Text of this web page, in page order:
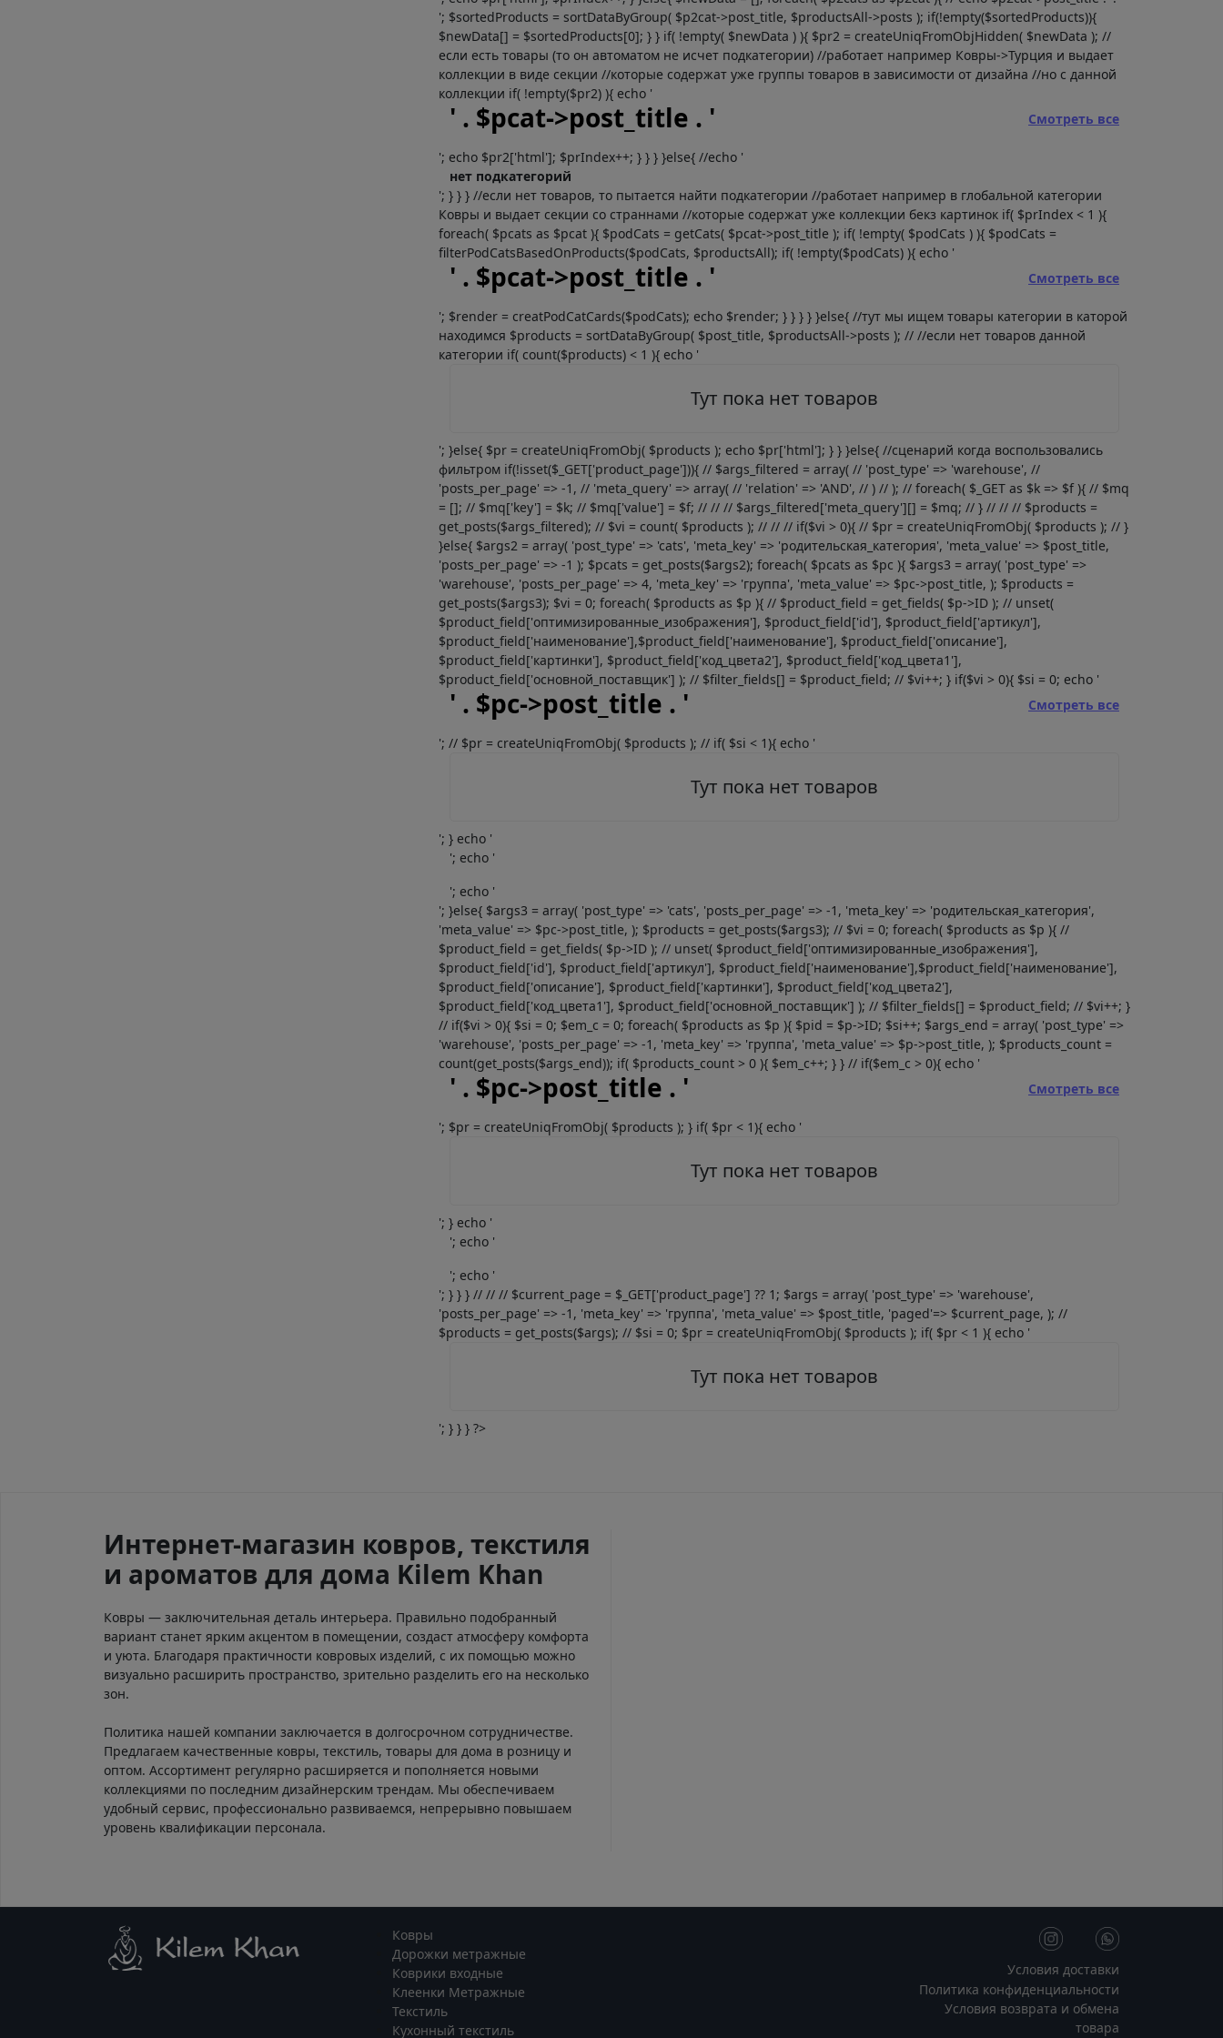
'; $sortedProducts = sortDataByGroup( $p2cat->post_title, $productsAll->posts ); if(!empty($sortedProducts)){
$newData[] = $sortedProducts[0]; } } if( !empty( $newData ) ){ $pr2 = createUniqFromObjHidden( $newData ); //
если есть товары (то он автоматом не исчет подкатегории) //работает например Ковры->Турция и выдает
коллекции в виде секции //которые содержат уже группы товаров в зависимости от дизайна //но с данной
коллекции if( !empty($pr2) ){ echo '
' . $pcat->post_title . ' Смотреть все
'; echo $pr2['html']; $prIndex++; } } } }else{ //echo '
нет подкатегорий
'; } } } //если нет товаров, то пытается найти подкатегории //работает например в глобальной категории
Ковры и выдает секции со страннами //которые содержат уже коллекции бекз картинок if( $prIndex < 1 ){
foreach( $pcats as $pcat ){ $podCats = getCats( $pcat->post_title ); if( !empty( $podCats ) ){ $podCats =
filterPodCatsBasedOnProducts($podCats, $productsAll); if( !empty($podCats) ){ echo '
' . $pcat->post_title . ' Смотреть все
'; $render = creatPodCatCards($podCats); echo $render; } } } } }else{ //тут мы ищем товары категории в каторой
находимся $products = sortDataByGroup( $post_title, $productsAll->posts ); // //если нет товаров данной
категории if( count($products) < 1 ){ echo '
Тут пока нет товаров
'; }else{ $pr = createUniqFromObj( $products ); echo $pr['html']; } } }else{ //сценарий когда воспользовались
фильтром if(!isset($_GET['product_page'])){ // $args_filtered = array( // 'post_type' => 'warehouse', //
'posts_per_page' => -1, // 'meta_query' => array( // 'relation' => 'AND', // ) // ); // foreach( $_GET as $k => $f ){ // $mq
= []; // $mq['key'] = $k; // $mq['value'] = $f; // // // $args_filtered['meta_query'][] = $mq; // } // // // $products =
get_posts($args_filtered); // $vi = count( $products ); // // // if($vi > 0){ // $pr = createUniqFromObj( $products ); // }
}else{ $args2 = array( 'post_type' => 'cats', 'meta_key' => 'родительская_категория', 'meta_value' => $post_title,
'posts_per_page' => -1 ); $pcats = get_posts($args2); foreach( $pcats as $pc ){ $args3 = array( 'post_type' =>
'warehouse', 'posts_per_page' => 4, 'meta_key' => 'группа', 'meta_value' => $pc->post_title, ); $products =
get_posts($args3); $vi = 0; foreach( $products as $p ){ // $product_field = get_fields( $p->ID ); // unset(
$product_field['оптимизированные_изображения'], $product_field['id'], $product_field['артикул'],
$product_field['наименование'],$product_field['наименование'], $product_field['описание'],
$product_field['картинки'], $product_field['код_цвета2'], $product_field['код_цвета1'],
$product_field['основной_поставщик'] ); // $filter_fields[] = $product_field; // $vi++; } if($vi > 0){ $si = 0; echo '
' . $pc->post_title . ' Смотреть все
'; // $pr = createUniqFromObj( $products ); // if( $si < 1){ echo '
Тут пока нет товаров
'; } echo '
'; echo '
'; echo '
'; }else{ $args3 = array( 'post_type' => 'cats', 'posts_per_page' => -1, 'meta_key' => 'родительская_категория',
'meta_value' => $pc->post_title, ); $products = get_posts($args3); // $vi = 0; foreach( $products as $p ){ //
$product_field = get_fields( $p->ID ); // unset( $product_field['оптимизированные_изображения'],
$product_field['id'], $product_field['артикул'], $product_field['наименование'],$product_field['наименование'],
$product_field['описание'], $product_field['картинки'], $product_field['код_цвета2'],
$product_field['код_цвета1'], $product_field['основной_поставщик'] ); // $filter_fields[] = $product_field; // $vi++; }
// if($vi > 0){ $si = 0; $em_c = 0; foreach( $products as $p ){ $pid = $p->ID; $si++; $args_end = array( 'post_type' =>
'warehouse', 'posts_per_page' => -1, 'meta_key' => 'группа', 'meta_value' => $p->post_title, ); $products_count =
count(get_posts($args_end)); if( $products_count > 0 ){ $em_c++; } } // if($em_c > 0){ echo '
' . $pc->post_title . ' Смотреть все
'; $pr = createUniqFromObj( $products ); } if( $pr < 1){ echo '
Тут пока нет товаров
'; } echo '
'; echo '
'; echo '
'; } } } // // // $current_page = $_GET['product_page'] ?? 1; $args = array( 'post_type' => 'warehouse',
'posts_per_page' => -1, 'meta_key' => 'группа', 'meta_value' => $post_title, 'paged'=> $current_page, ); //
$products = get_posts($args); // $si = 0; $pr = createUniqFromObj( $products ); if( $pr < 1 ){ echo '
Тут пока нет товаров
'; } } } ?>
Интернет-магазин ковров, текстиля
и ароматов для дома Kilem Khan
Ковры — заключительная деталь интерьера. Правильно подобранный
вариант станет ярким акцентом в помещении, создаст атмосферу комфорта
и уюта. Благодаря практичности ковровых изделий, с их помощью можно
визуально расширить пространство, зрительно разделить его на несколько
зон.
Политика нашей компании заключается в долгосрочном сотрудничестве.
Предлагаем качественные ковры, текстиль, товары для дома в розницу и
оптом. Ассортимент регулярно расширяется и пополняется новыми
коллекциями по последним дизайнерским трендам. Мы обеспечиваем
удобный сервис, профессионально развиваемся, непрерывно повышаем
уровень квалификации персонала.
Ковры
Дорожки метражные
Коврики входные
Клеенки Метражные
Текстиль
Кухонный текстиль
Условия доставки
Политика конфиденциальности
Условия возврата и обмена
товара